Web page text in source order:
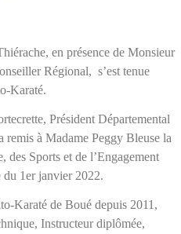
en présence de Monsieur
Régional, s’est tenue
Karaté.
Président Départemental
remis à Madame Peggy Bleuse la
des Sports et de l’Engagement
1er janvier 2022.
Karaté de Boué depuis 2011,
Instructeur diplômée,